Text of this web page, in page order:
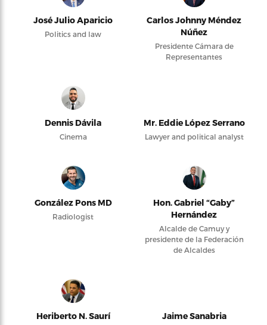
José Julio Aparicio
Politics and law
Carlos Johnny Méndez
Núñez
Presidente Cámara de
Representantes
Dennis Dávila
Cinema
Mr. Eddie López Serrano
Lawyer and political analyst
González Pons MD
Radiologist
Hon. Gabriel “Gaby”
Hernández
Alcalde de Camuy y
presidente de la Federación
de Alcaldes
Heriberto N. Saurí Jaime Sanabria